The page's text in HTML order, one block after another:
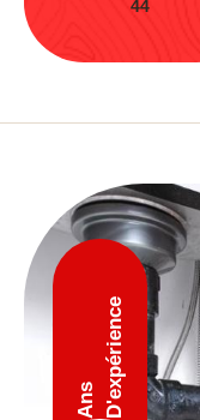
44
Ans D'expérience